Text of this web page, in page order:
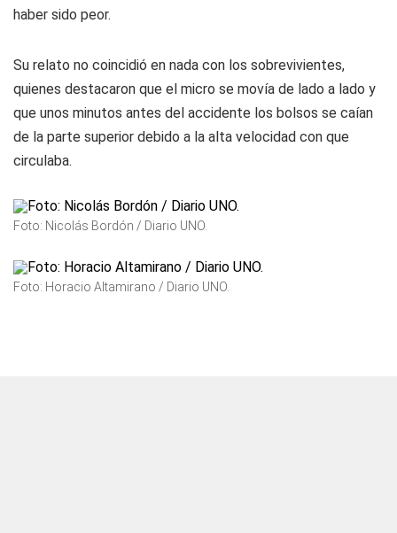
haber sido peor.
Su relato no coincidió en nada con los sobrevivientes,
quienes destacaron que el micro se movía de lado a lado y
que unos minutos antes del accidente los bolsos se caían
de la parte superior debido a la alta velocidad con que
circulaba.
Foto: Nicolás Bordón / Diario UNO.
Foto: Horacio Altamirano / Diario UNO.